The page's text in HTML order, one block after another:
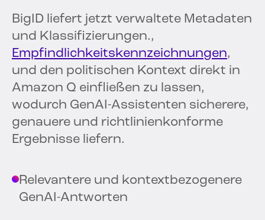
BigID liefert jetzt verwaltete Metadaten
und Klassifizierungen.,
Empfindlichkeitskennzeichnungen,
und den politischen Kontext direkt in
Amazon Q einfließen zu lassen,
wodurch GenAI-Assistenten sicherere,
genauere und richtlinienkonforme
Ergebnisse liefern.
Relevantere und kontextbezogenere
GenAI-Antworten